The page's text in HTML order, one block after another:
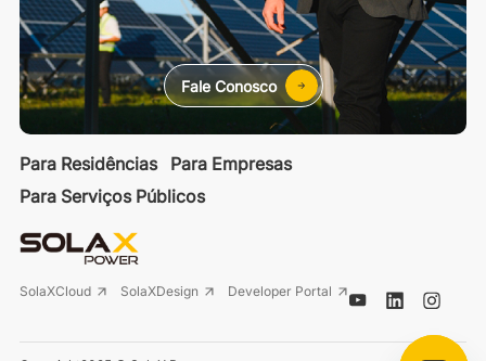
Para Residências
Para Empresas
Para Serviços Públicos
SolaXCloud SolaXDesign Developer Portal
Fale Conosco